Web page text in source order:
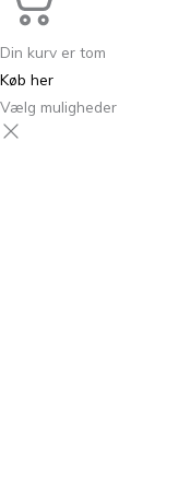
Din kurv er tom
Køb her
Vælg muligheder